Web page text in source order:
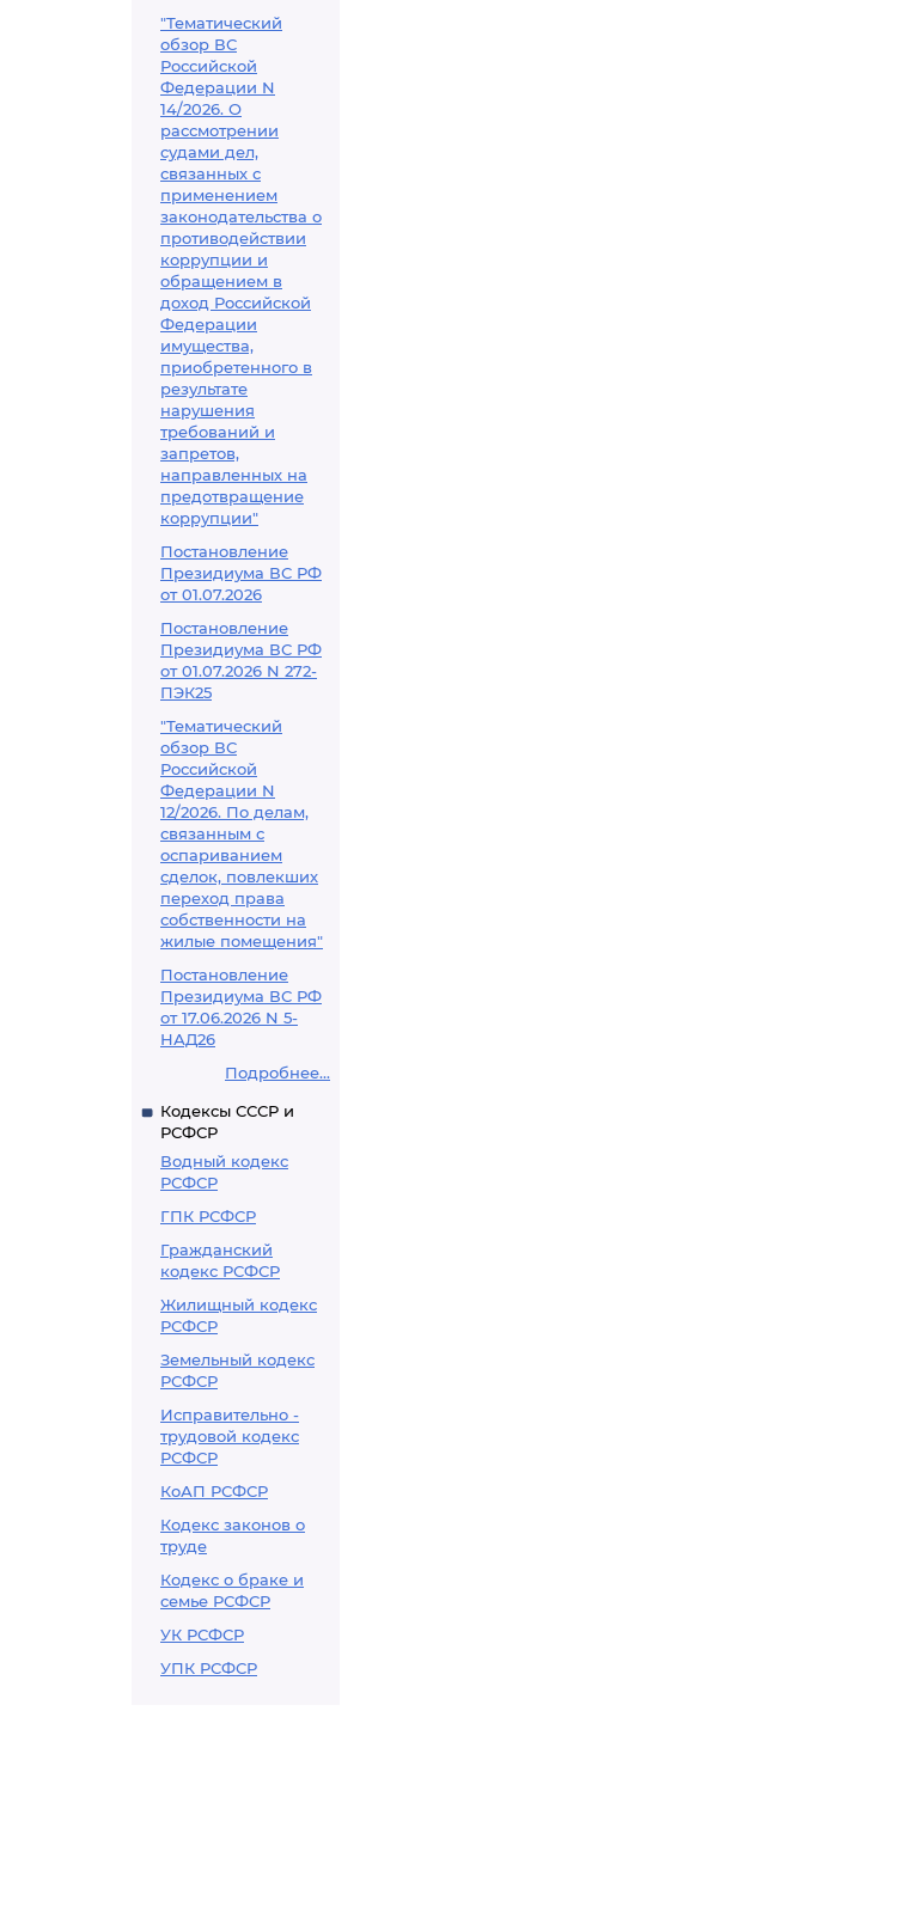
"Тематический
обзор ВС
Российской
Федерации N
14/2026. О
рассмотрении
судами дел,
связанных с
применением
законодательства о
противодействии
коррупции и
обращением в
доход Российской
Федерации
имущества,
приобретенного в
результате
нарушения
требований и
запретов,
направленных на
предотвращение
коррупции"
Постановление
Президиума ВС РФ
от 01.07.2026
Постановление
Президиума ВС РФ
от 01.07.2026 N 272-
ПЭК25
"Тематический
обзор ВС
Российской
Федерации N
12/2026. По делам,
связанным с
оспариванием
сделок, повлекших
переход права
собственности на
жилые помещения"
Постановление
Президиума ВС РФ
от 17.06.2026 N 5-
НАД26
Подробнее...
Кодексы СССР и
РСФСР
Водный кодекс
РСФСР
ГПК РСФСР
Гражданский
кодекс РСФСР
Жилищный кодекс
РСФСР
Земельный кодекс
РСФСР
Исправительно -
трудовой кодекс
РСФСР
КоАП РСФСР
Кодекс законов о
труде
Кодекс о браке и
семье РСФСР
УК РСФСР
УПК РСФСР